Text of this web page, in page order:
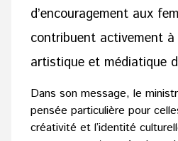
d’encouragement aux
contribuent activement
artistique et médiatique
Dans son message, le
pensée particulière pour
créativité et l’identité